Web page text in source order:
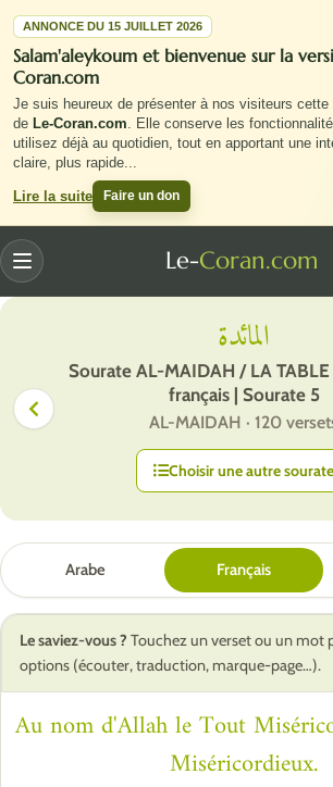
ANNONCE DU 15 JUILLET 2026
Salam'aleykoum et bienvenue sur la
Coran.com
Je suis heureux de présenter à nos visiteurs cette
de Le-Coran.com. Elle conserve les
utilisez déjà au quotidien, tout en apportant une
claire, plus rapide...
Lire la suite Faire un don
Le-Coran.com
Menu
المائدة
Sourate AL-MAIDAH / LA TABLE
français | Sourate 5
AL-MAIDAH · 120
Choisir une autre sourate
Arabe Français
Le saviez-vous ? Touchez un verset ou un mot
options (écouter, traduction, marque-page…).
Au nom d'Allah le Tout
Miséricordieux.